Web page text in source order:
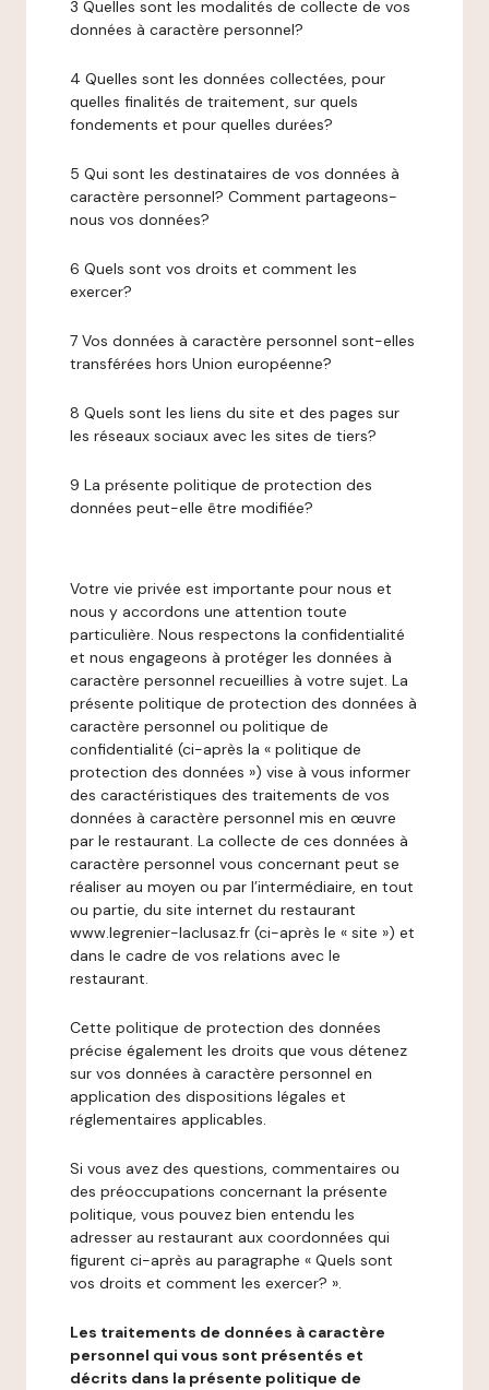
3 Quelles sont les modalités de collecte de vos
données à caractère personnel?
4 Quelles sont les données collectées, pour
quelles finalités de traitement, sur quels
fondements et pour quelles durées?
5 Qui sont les destinataires de vos données à
caractère personnel? Comment partageons-
nous vos données?
6 Quels sont vos droits et comment les
exercer?
7 Vos données à caractère personnel sont-elles
transférées hors Union européenne?
8 Quels sont les liens du site et des pages sur
les réseaux sociaux avec les sites de tiers?
9 La présente politique de protection des
données peut-elle être modifiée?
Votre vie privée est importante pour nous et
nous y accordons une attention toute
particulière. Nous respectons la confidentialité
et nous engageons à protéger les données à
caractère personnel recueillies à votre sujet. La
présente politique de protection des données à
caractère personnel ou politique de
confidentialité (ci-après la « politique de
protection des données ») vise à vous informer
des caractéristiques des traitements de vos
données à caractère personnel mis en œuvre
par le restaurant. La collecte de ces données à
caractère personnel vous concernant peut se
réaliser au moyen ou par l’intermédiaire, en tout
ou partie, du site internet du restaurant
www.legrenier-laclusaz.fr (ci-après le « site ») et
dans le cadre de vos relations avec le
restaurant.
Cette politique de protection des données
précise également les droits que vous détenez
sur vos données à caractère personnel en
application des dispositions légales et
réglementaires applicables.
Si vous avez des questions, commentaires ou
des préoccupations concernant la présente
politique, vous pouvez bien entendu les
adresser au restaurant aux coordonnées qui
figurent ci-après au paragraphe « Quels sont
vos droits et comment les exercer? ».
Les traitements de données à caractère
personnel qui vous sont présentés et
décrits dans la présente politique de